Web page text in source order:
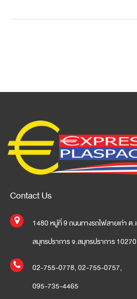
Contact Us
1480 หมู่ที่ 9 ถนนทางรถไฟสายเก่า ต.
สมุทรปราการ จ.สมุทรปราการ 10270
02-755-0778,02-755-0757,
095-735-4465